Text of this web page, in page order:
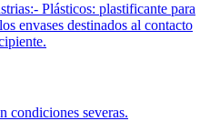
Plásticos: plastificante para
envases destinados al contacto
condiciones severas.